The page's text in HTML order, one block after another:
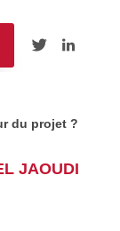
du projet ?
JAOUDI